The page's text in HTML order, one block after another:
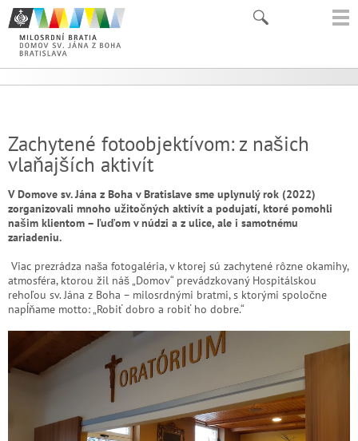
Zachytené fotoobjektívom: z našich
vlaňajších aktivít
V Domove sv. Jána z Boha v Bratislave sme uplynulý rok (2022)
zorganizovali mnoho užitočných aktivít a podujatí, ktoré pomohli
našim klientom – ľuďom v núdzi a z ulice, ale i samotnému
zariadeniu.
Viac prezrádza naša fotogaléria, v ktorej sú zachytené rôzne okamihy,
atmosféra, ktorou žil náš „Domov“ prevádzkovaný Hospitálskou
rehoľou sv. Jána z Boha – milosrdnými bratmi, s ktorými spoločne
napĺňame motto: „Robiť dobro a robiť ho dobre.“